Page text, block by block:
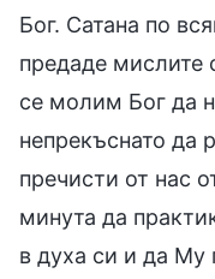
Бог. Сатана по
предаде мислите
се молим Бог да
непрекъснато да
пречисти от нас
минута да
в духа си и да Му